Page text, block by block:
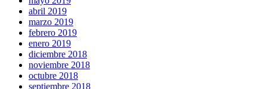
abril 2019
marzo 2019
febrero 2019
enero 2019
diciembre 2018
noviembre 2018
octubre 2018
septiembre 2018